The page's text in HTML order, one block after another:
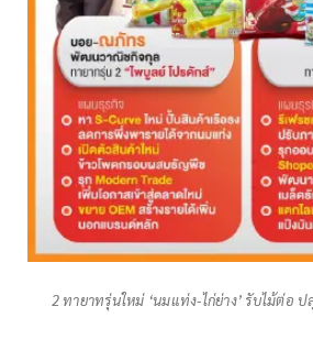
2 ทายาทรุ่นใหม่ ‘นมแท่ง-ไก่ย่าง’ รับไม้ต่อ